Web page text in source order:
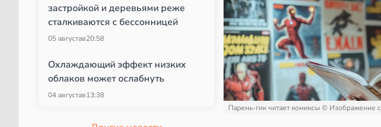
застройкой и деревьями реже
сталкиваются с бессонницей
05 августав20:58
Охлаждающий эффект низких
облаков может ослабнуть
04 августав13:38
Парень-гик читает комиксы © Изображение